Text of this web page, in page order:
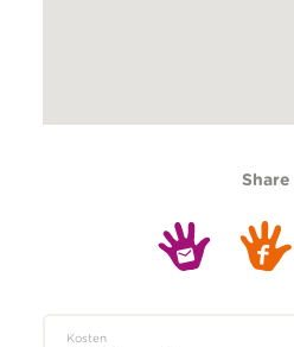
Share
Kosten